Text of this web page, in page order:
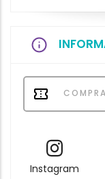
Instagram